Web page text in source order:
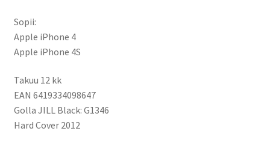
Sopii:
Apple iPhone 4
Apple iPhone 4S
Takuu 12 kk
EAN 6419334098647
Golla JILL Black: G1346
Hard Cover 2012